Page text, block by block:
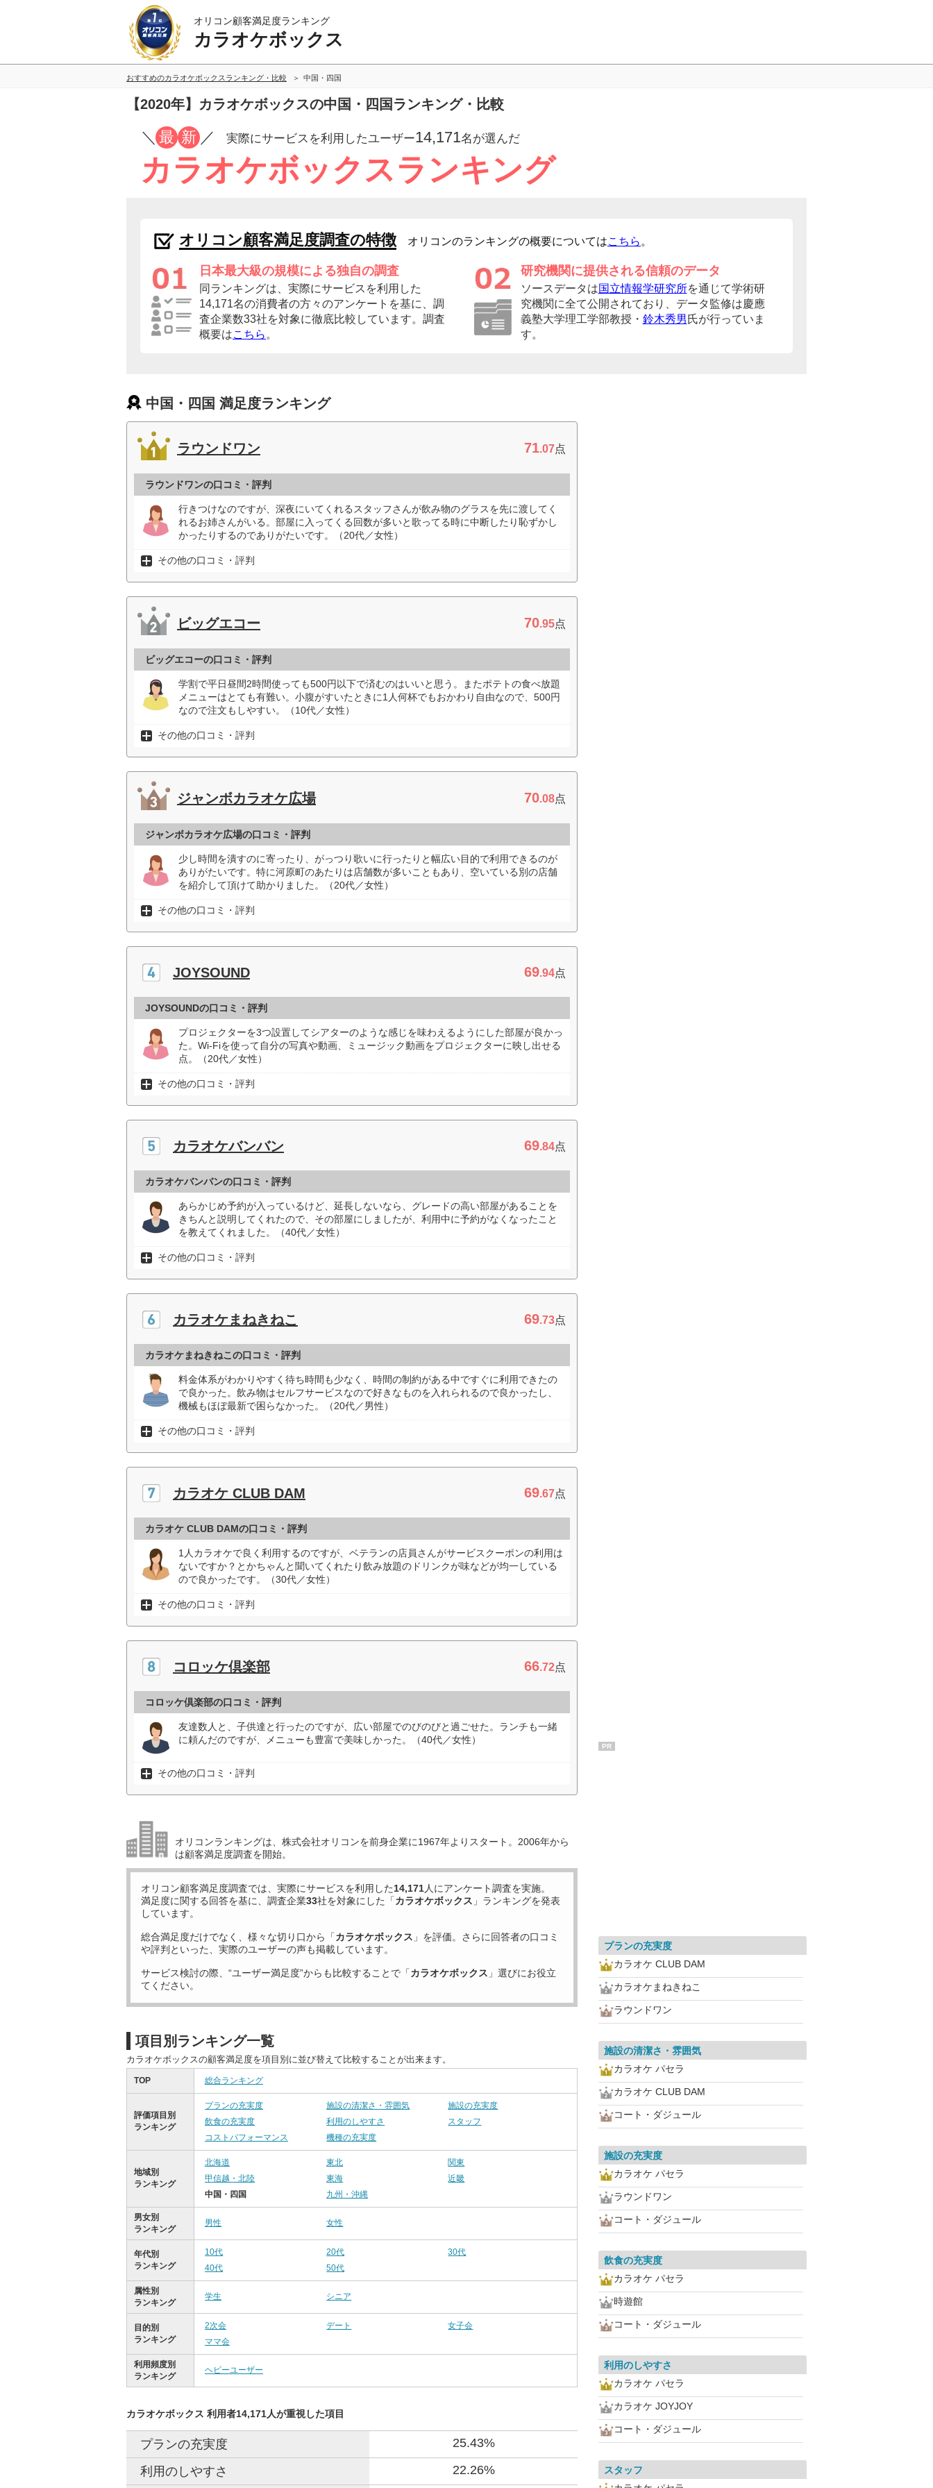
オリコン顧客満足度ランキング
カラオケボックス
おすすめのカラオケボックスランキング・比較 中国・四国
【2020年】カラオケボックスの中国・四国ランキング・比較
／ 最 新 ／ 実際にサービスを利用したユーザー14,171名が選んだ
カラオケボックスランキング
オリコン顧客満足度調査の特徴 オリコンのランキングの概要についてはこちら 。
日本最大級の規模による独自の調査
同ランキングは、実際にサービスを利用した
14,171名の消費者の方々のアンケートを基に、調
査企業数33社を対象に徹底比較しています。調査
概要はこちら 。
研究機関に提供される信頼のデータ
ソースデータは国立情報学研究所を通じて学術研
究機関に全て公開されており、データ監修は慶應
義塾大学理工学部教授・ 鈴木秀男 氏が行っていま
す。
中国・四国 満足度ランキング
ラウンドワン 71.07点
ラウンドワンの口コミ・評判
行きつけなのですが、深夜にいてくれるスタッフさんが飲み物のグラスを先に渡してく
れるお姉さんがいる。部屋に入ってくる回数が多いと歌ってる時に中断したり恥ずかし
かったりするのでありがたいです。（20代／女性）
その他の口コミ・評判
ビッグエコー 70.95点
ビッグエコーの口コミ・評判
学割で平日昼間2時間使っても500円以下で済むのはいいと思う。またポテトの食べ放題
メニューはとても有難い。小腹がすいたときに1人何杯でもおかわり自由なので、500円
なので注文もしやすい。（10代／女性）
その他の口コミ・評判
ジャンボカラオケ広場 70.08点
ジャンボカラオケ広場の口コミ・評判
少し時間を潰すのに寄ったり、がっつり歌いに行ったりと幅広い目的で利用できるのが
ありがたいです。特に河原町のあたりは店舗数が多いこともあり、空いている別の店舗
を紹介して頂けて助かりました。（20代／女性）
その他の口コミ・評判
JOYSOUND 69.94点
JOYSOUNDの口コミ・評判
プロジェクターを3つ設置してシアターのような感じを味わえるようにした部屋が良かっ
た。Wi-Fiを使って自分の写真や動画、ミュージック動画をプロジェクターに映し出せる
点。（20代／女性）
その他の口コミ・評判
カラオケバンバン 69.84点
カラオケバンバンの口コミ・評判
あらかじめ予約が入っているけど、延長しないなら、グレードの高い部屋があることを
きちんと説明してくれたので、その部屋にしましたが、利用中に予約がなくなったこと
を教えてくれました。（40代／女性）
その他の口コミ・評判
カラオケまねきねこ 69.73点
カラオケまねきねこの口コミ・評判
料金体系がわかりやすく待ち時間も少なく、時間の制約がある中ですぐに利用できたの
で良かった。飲み物はセルフサービスなので好きなものを入れられるので良かったし、
機械もほぼ最新で困らなかった。（20代／男性）
その他の口コミ・評判
カラオケ CLUB DAM 69.67点
カラオケ CLUB DAMの口コミ・評判
1人カラオケで良く利用するのですが、ベテランの店員さんがサービスクーポンの利用は
ないですか？とかちゃんと聞いてくれたり飲み放題のドリンクが味などが均一している
ので良かったです。（30代／女性）
その他の口コミ・評判
コロッケ倶楽部 66.72点
コロッケ倶楽部の口コミ・評判
友達数人と、子供達と行ったのですが、広い部屋でのびのびと過ごせた。ランチも一緒
に頼んだのですが、メニューも豊富で美味しかった。（40代／女性）
その他の口コミ・評判
オリコンランキングは、株式会社オリコンを前身企業に1967年よりスタート。2006年から
は顧客満足度調査を開始。
オリコン顧客満足度調査では、実際にサービスを利用した14,171人にアンケート調査を実施。
満足度に関する回答を基に、調査企業33社を対象にした「カラオケボックス 」ランキングを発表
しています。
総合満足度だけでなく、様々な切り口から「カラオケボックス 」を評価。さらに回答者の口コミ
や評判といった、実際のユーザーの声も掲載しています。
サービス検討の際、“ユーザー満足度”からも比較することで「カラオケボックス 」選びにお役立
てください。
項目別ランキング一覧
カラオケボックスの顧客満足度を項目別に並び替えて比較することが出来ます。
TOP 総合ランキング
評価項目別
ランキング
プランの充実度 施設の清潔さ・雰囲気
施設の充実度
飲食の充実度
利用のしやすさ
スタッフ
コストパフォーマンス
機種の充実度
地域別
ランキング
北海道 東北
関東
甲信越・北陸
東海
近畿
中国・四国
九州・沖縄
男女別
ランキング
男性 女性
年代別
ランキング
10代 20代
30代
40代
50代
属性別
ランキング
学生 シニア
目的別
ランキング
2次会 デート
女子会
ママ会
利用頻度別
ランキング
ヘビーユーザー
カラオケボックス 利用者14,171人が重視した項目
プランの充実度 25.43%
利用のしやすさ 22.26%
PR
プランの充実度
カラオケ CLUB DAM
カラオケまねきねこ
ラウンドワン
施設の清潔さ・雰囲気
カラオケ パセラ
カラオケ CLUB DAM
コート・ダジュール
施設の充実度
カラオケ パセラ
ラウンドワン
コート・ダジュール
飲食の充実度
カラオケ パセラ
時遊館
コート・ダジュール
利用のしやすさ
カラオケ パセラ
カラオケ JOYJOY
コート・ダジュール
スタッフ